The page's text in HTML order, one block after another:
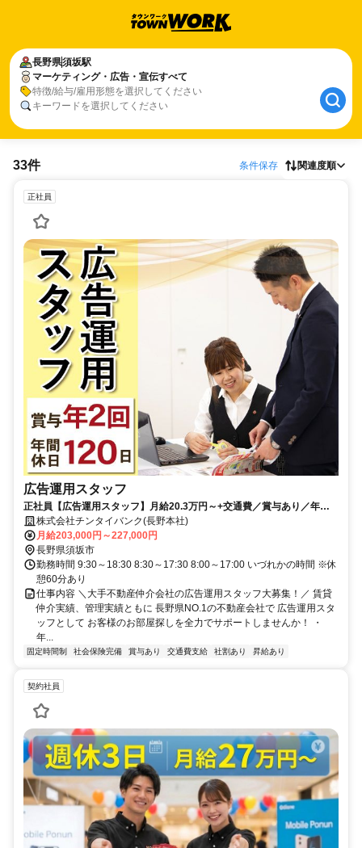
長野県須坂駅
マーケティング・広告・宣伝すべて
特徴/給与/雇用形態を選択してください
キーワードを選択してください
33件 条件保存 関連度順
正社員
広告運用スタッフ
正社員【広告運用スタッフ】月給20.3万円～+交通費／賞与あり／年間
休日120日(長期休暇)
株式会社チンタイバンク(長野本社)
月給203,000円～227,000円
長野県須坂市
勤務時間 9:30～18:30 8:30～17:30 8:00～17:00 いづれかの時間 ※休
憩60分あり
仕事内容 ＼大手不動産仲介会社の広告運用スタッフ大募集！／ 賃貸
仲介実績、管理実績ともに 長野県NO.1の不動産会社で 広告運用スタ
ッフとして お客様のお部屋探しを全力でサポートしませんか！ ・
年...
固定時間制 社会保険完備 賞与あり 交通費支給 社割あり 昇給あり
契約社員